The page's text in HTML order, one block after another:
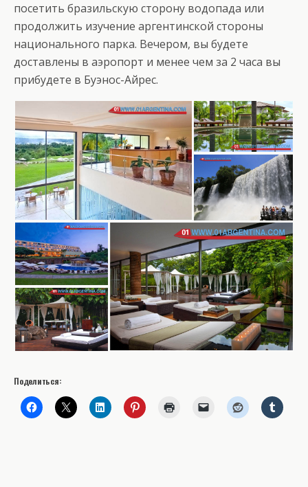
посетить бразильскую сторону водопада или
продолжить изучение аргентинской стороны
национального парка. Вечером, вы будете
доставлены в аэропорт и менее чем за 2 часа вы
прибудете в Буэнос-Айрес.
Поделиться: